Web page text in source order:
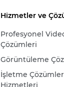
Hizmetler ve
Profesyonel
Çözümleri
Görüntüleme
İşletme
Hizmetleri